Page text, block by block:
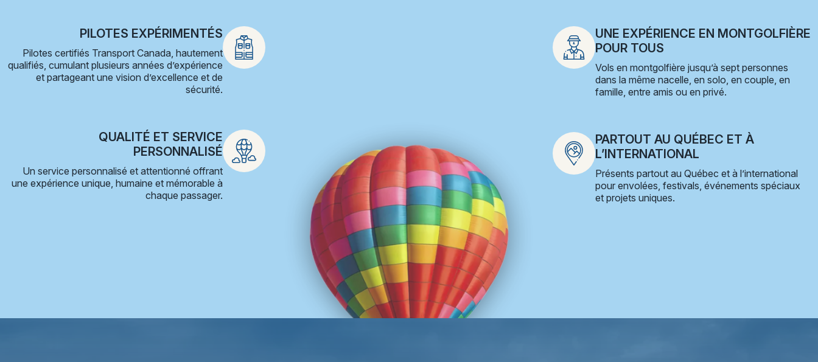
PILOTES EXPÉRIMENTÉS
Pilotes certifiés Transport Canada, hautement
qualifiés, cumulant plusieurs années d’expérience
et partageant une vision d’excellence et de
sécurité.
QUALITÉ ET SERVICE
PERSONNALISÉ
Un service personnalisé et attentionné offrant
une expérience unique, humaine et mémorable à
chaque passager.
UNE EXPÉRIENCE EN MONTGOLFIÈRE
POUR TOUS
Vols en montgolfière jusqu’à sept personnes
dans la même nacelle, en solo, en couple, en
famille, entre amis ou en privé.
PARTOUT AU QUÉBEC ET À
L’INTERNATIONAL
Présents partout au Québec et à l’international
pour envolées, festivals, événements spéciaux
et projets uniques.